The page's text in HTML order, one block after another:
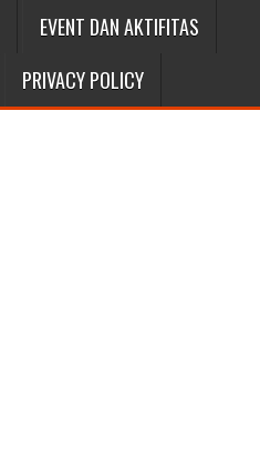
EVENT DAN AKTIFITAS
PRIVACY POLICY